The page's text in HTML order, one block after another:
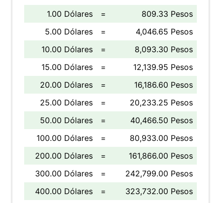
1.00 Dólares =
809.33 Pesos
5.00 Dólares
=
4,046.65 Pesos
10.00 Dólares
=
8,093.30 Pesos
15.00 Dólares
=
12,139.95 Pesos
20.00 Dólares
=
16,186.60 Pesos
25.00 Dólares
=
20,233.25 Pesos
50.00 Dólares
=
40,466.50 Pesos
100.00 Dólares
=
80,933.00 Pesos
200.00 Dólares
=
161,866.00 Pesos
300.00 Dólares
=
242,799.00 Pesos
400.00 Dólares
=
323,732.00 Pesos